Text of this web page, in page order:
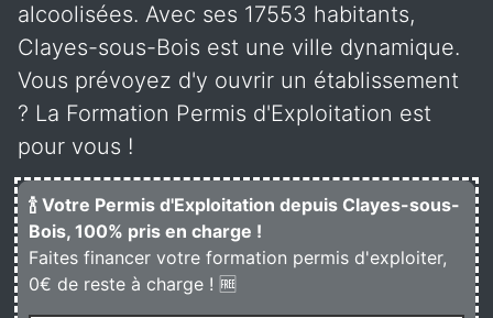
alcoolisées. Avec ses 17553 habitants,
Clayes-sous-Bois est une ville dynamique.
Vous prévoyez d'y ouvrir un établissement
? La Formation Permis d'Exploitation est
pour vous !
🍾 Votre Permis d'Exploitation depuis Clayes-sous-
Bois, 100% pris en charge !
Faites financer votre formation permis d'exploiter,
0€ de reste à charge ! 🆓